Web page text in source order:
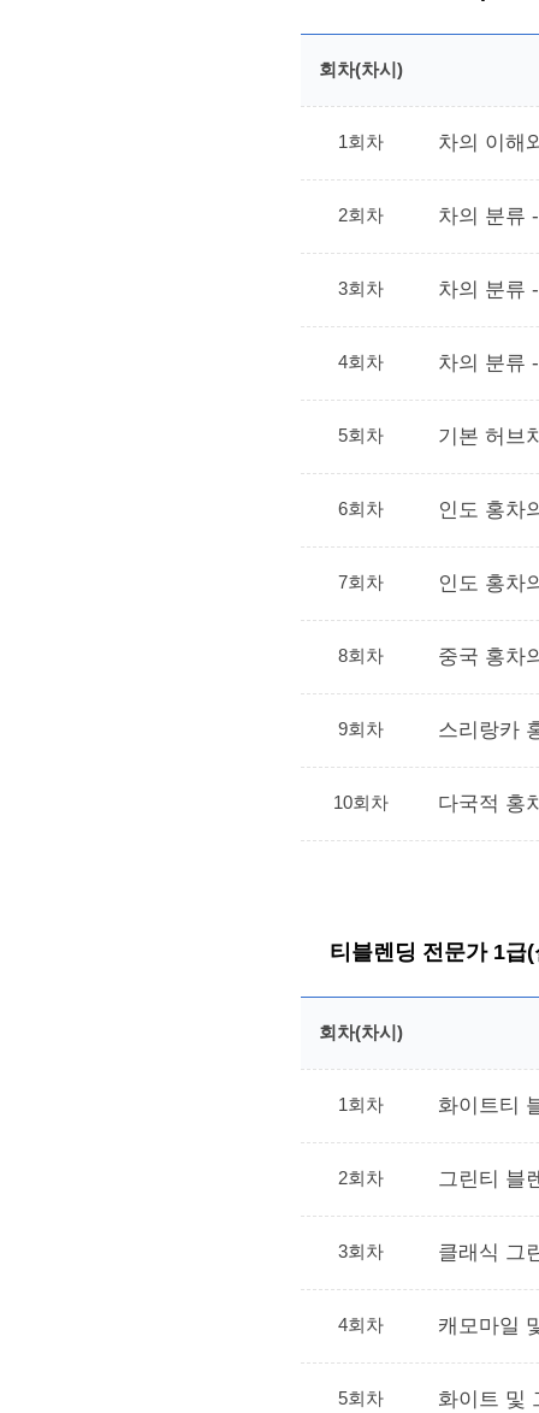
회차(차시)
1회차 차의 이해
2회차 차의 분류
3회차 차의 분류
4회차 차의 분류
5회차 기본 허브
6회차 인도 홍차
7회차 인도 홍차
8회차 중국 홍차
9회차 스리랑카
10회차 다국적 홍
티블렌딩 전문가 1급
회차(차시)
1회차 화이트티
2회차 그린티 블
3회차 클래식 그
4회차 캐모마일
5회차 화이트 및